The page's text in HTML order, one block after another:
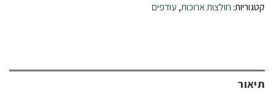
קטגוריות: חולצות ארוכות, עודפים
תיאור